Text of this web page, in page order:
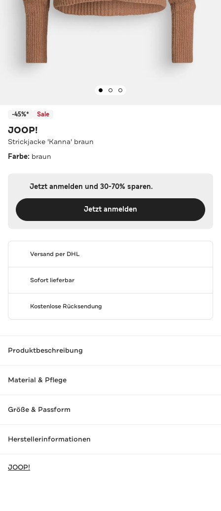
-45%* Sale
JOOP!
Strickjacke 'Kanna' braun
Farbe: braun
Jetzt anmelden und 30-70% sparen.
Jetzt anmelden
Versand per DHL
Sofort lieferbar
Kostenlose Rücksendung
Produktbeschreibung
Material & Pflege
Größe & Passform
Herstellerinformationen
JOOP!